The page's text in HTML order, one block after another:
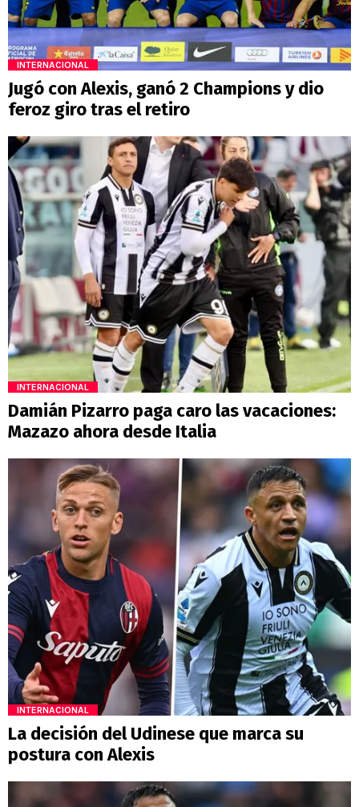
INTERNACIONAL
Jugó con Alexis, ganó 2 Champions y dio
feroz giro tras el retiro
INTERNACIONAL
Damián Pizarro paga caro las vacaciones:
Mazazo ahora desde Italia
INTERNACIONAL
La decisión del Udinese que marca su
postura con Alexis